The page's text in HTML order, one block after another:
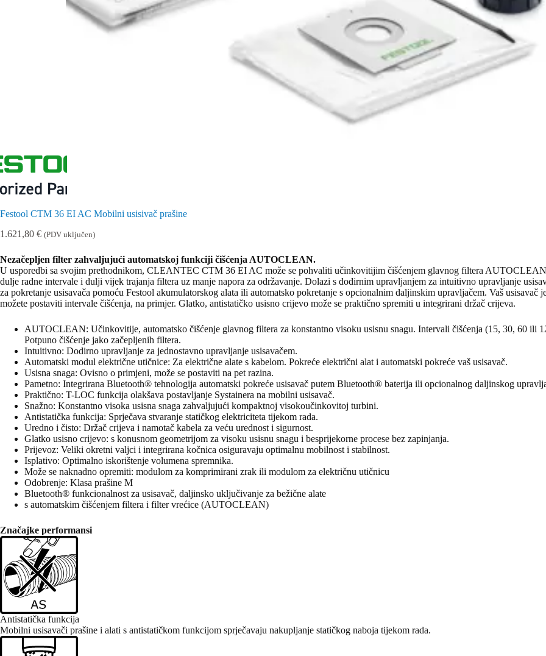
Festool CTM 36 EI AC Mobilni usisivač prašine
1.621,80 € (PDV uključen)
Nezačepljen filter zahvaljujući automatskoj funkciji čišćenja AUTOCLEAN.
U usporedbi sa svojim prethodnikom, CLEANTEC CTM 36 EI AC može se pohvaliti učinkovitijim čišćenjem glavnog filtera
dulje radne intervale i dulji vijek trajanja filtera uz manje napora za održavanje. Dolazi s dodirnim upravljanjem za intuitivno upravljanje
za pokretanje usisavača pomoću Festool akumulatorskog alata ili automatsko pokretanje s opcionalnim daljinskim upravljačem. Vaš usisavač
možete postaviti intervale čišćenja, na primjer. Glatko, antistatičko usisno crijevo može se praktično spremiti u integrirani držač crijeva.
AUTOCLEAN: Učinkovitije, automatsko čišćenje glavnog filtera za konstantno visoku usisnu snagu. Intervali čišćenja (15, 30, 60 ili
Potpuno čišćenje jako začepljenih filtera.
Intuitivno: Dodirno upravljanje za jednostavno upravljanje usisavačem.
Automatski modul električne utičnice: Za električne alate s kabelom. Pokreće električni alat i automatski pokreće vaš usisavač.
Usisna snaga: Ovisno o primjeni, može se postaviti na pet razina.
Pametno: Integrirana Bluetooth® tehnologija automatski pokreće usisavač putem Bluetooth® baterija ili opcionalnog daljinskog
Praktično: T-LOC funkcija olakšava postavljanje Systainera na mobilni usisavač.
Snažno: Konstantno visoka usisna snaga zahvaljujući kompaktnoj visokoučinkovitoj turbini.
Antistatička funkcija: Sprječava stvaranje statičkog elektriciteta tijekom rada.
Uredno i čisto: Držač crijeva i namotač kabela za veću urednost i sigurnost.
Glatko usisno crijevo: s konusnom geometrijom za visoku usisnu snagu i besprijekorne procese bez zapinjanja.
Prijevoz: Veliki okretni valjci i integrirana kočnica osiguravaju optimalnu mobilnost i stabilnost.
Isplativo: Optimalno iskorištenje volumena spremnika.
Može se naknadno opremiti: modulom za komprimirani zrak ili modulom za električnu utičnicu
Odobrenje: Klasa prašine M
Bluetooth® funkcionalnost za usisavač, daljinsko uključivanje za bežične alate
s automatskim čišćenjem filtera i filter vrećice (AUTOCLEAN)
Značajke performansi
Antistatička funkcija
Mobilni usisavači prašine i alati s antistatičkom funkcijom sprječavaju nakupljanje statičkog naboja tijekom rada.